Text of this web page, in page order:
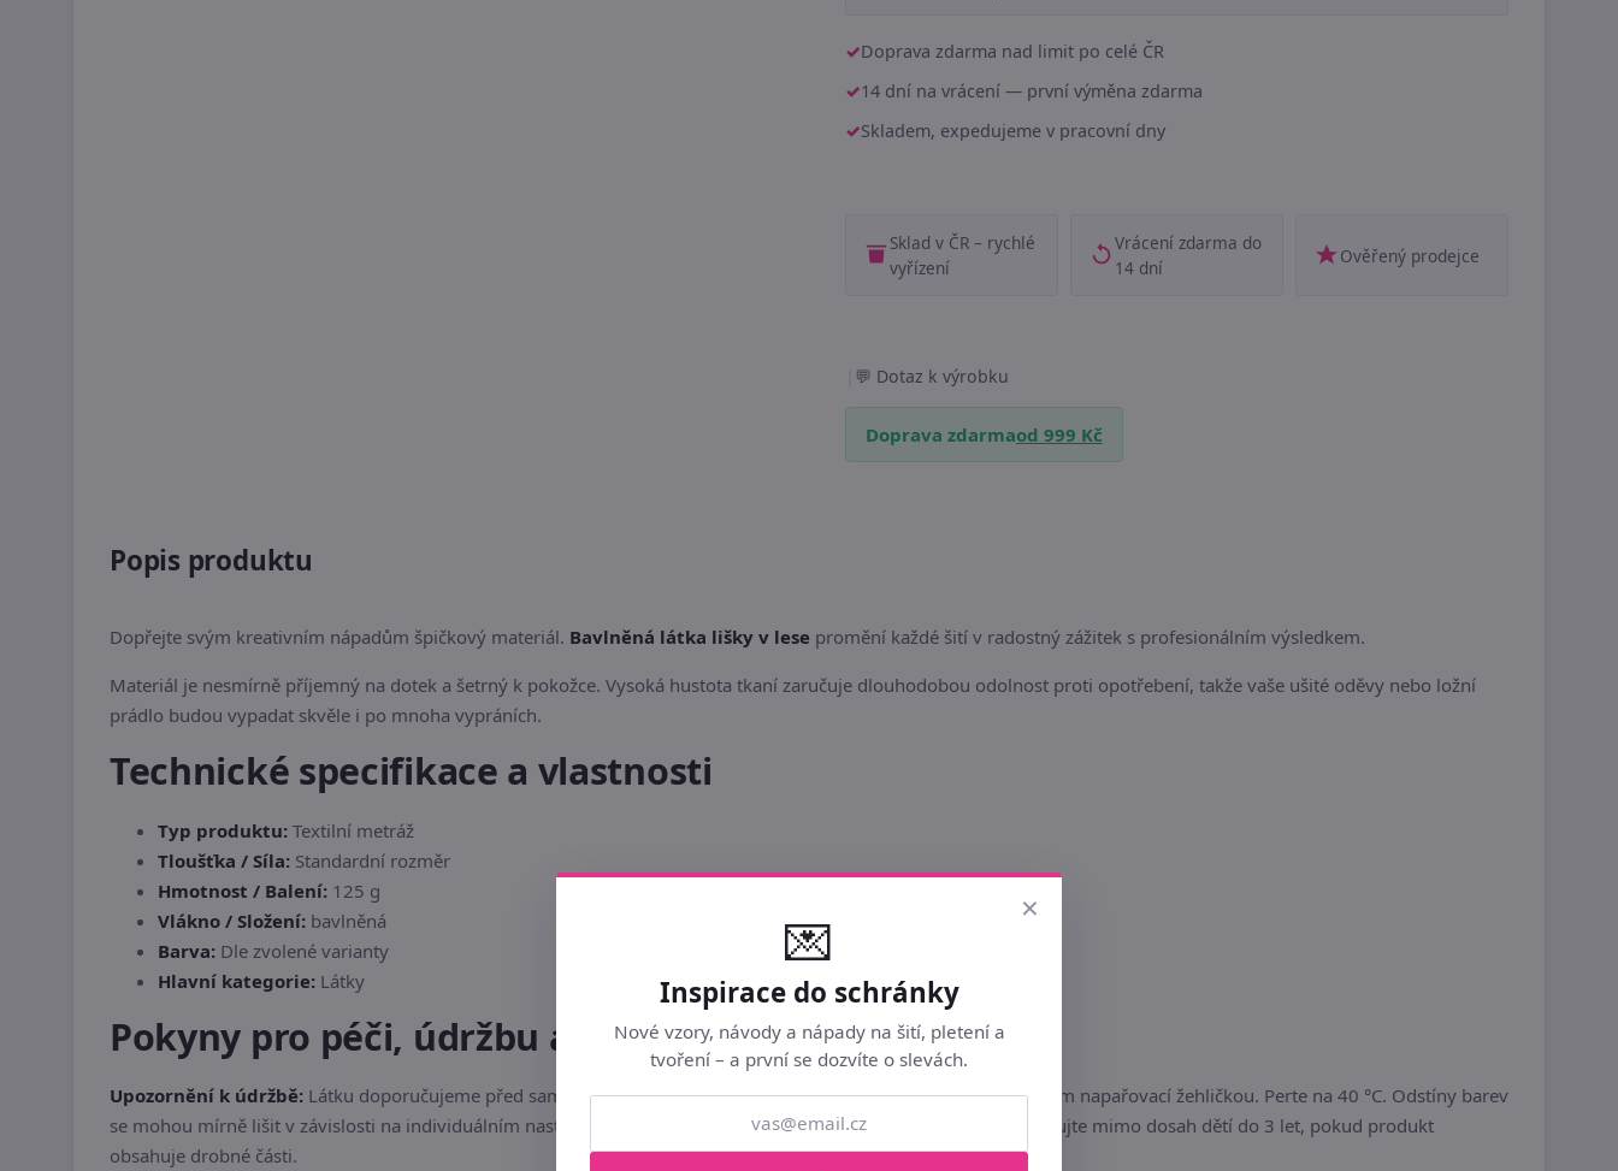
Doprava zdarma nad limit po celé ČR
14 dní na vrácení — první výměna zdarma
Skladem, expedujeme v pracovní dny
Sklad v ČR – rychlé
vyřízení
Vrácení zdarma do
14 dní
Ověřený prodejce
Dotaz k výrobku
Doprava zdarmaod 999 Kč
Popis produktu
Dopřejte svým kreativním nápadům špičkový materiál. Bavlněná látka lišky v lese promění každé šití v radostný zážitek s profesionálním výsledkem.
Materiál je nesmírně příjemný na dotek a šetrný k pokožce. Vysoká hustota tkaní zaručuje dlouhodobou odolnost proti opotřebení, takže vaše ušité oděvy nebo ložní
prádlo budou vypadat skvěle i po mnoha vypráních.
Technické specifikace a vlastnosti
Typ produktu: Textilní metráž
Tloušťka / Síla: Standardní rozměr
Hmotnost / Balení: 125 g
Vlákno / Složení: bavlněná
Barva: Dle zvolené varianty
Hlavní kategorie: Látky
Pokyny pro péči, údržbu a bezpečnost
Upozornění k údržbě: Látku doporučujeme před samotným stříháním a šitím vysrážet vypráním nebo přežehlením napařovací žehličkou. Perte na 40 °C. Odstíny barev
se mohou mírně lišit v závislosti na individuálním nastavení vašeho monitoru či displeje mobilního telefonu. Skladujte mimo dosah dětí do 3 let, pokud produkt
obsahuje drobné části.
×
💌
Inspirace do schránky
Nové vzory, návody a nápady na šití, pletení a
tvoření – a první se dozvíte o slevách.